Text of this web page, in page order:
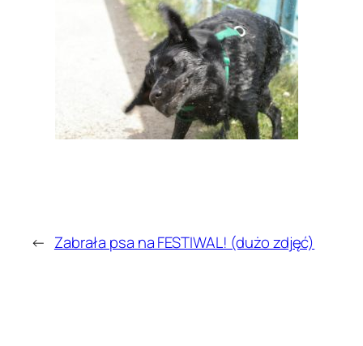
← Zabrała psa na FESTIWAL! (dużo zdjęć)